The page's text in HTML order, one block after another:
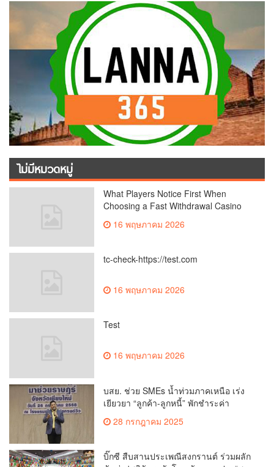
ไม่มีหมวดหมู่
What Players Notice First When
Choosing a Fast Withdrawal Casino
16 พฤษภาคม 2026
tc-check-https://test.com
16 พฤษภาคม 2026
Test
16 พฤษภาคม 2026
บสย. ช่วย SMEs น้ำท่วมภาคเหนือ เร่ง
เยียวยา “ลูกค้า-ลูกหนี้” พักชำระค่า
28 กรกฎาคม 2025
บิ๊กซี สืบสานประเพณีสงกรานต์ ร่วมผลัก